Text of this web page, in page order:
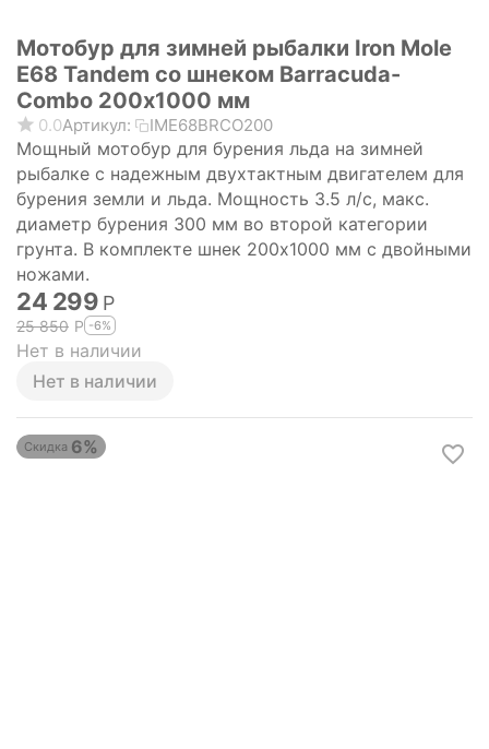
Мотобур для зимней рыбалки Iron Mole
E68 Tandem со шнеком Barracuda-
Combo 200х1000 мм
0.0Артикул: IME68BRCO200
Мощный мотобур для бурения льда на зимней
рыбалке с надежным двухтактным двигателем для
бурения земли и льда. Мощность 3.5 л/с, макс.
диаметр бурения 300 мм во второй категории
грунта. В комплекте шнек 200х1000 мм с двойными
ножами.
24 299 Р
25 850 Р -6%
Нет в наличии
Нет в наличии
Скидка 6%